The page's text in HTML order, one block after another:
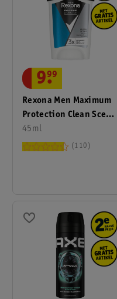
Rexona Men Maximum
Protection Clean Scent
Antitranspirant Crème
Stick
45ml
9.
99
110